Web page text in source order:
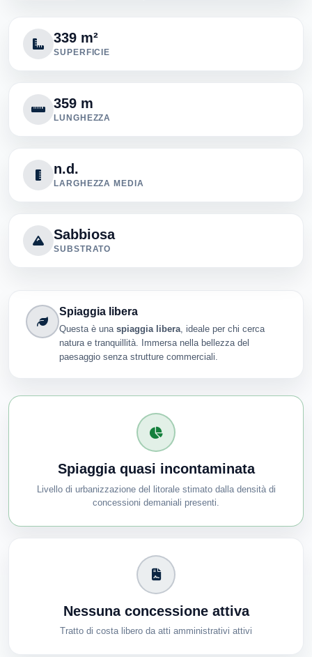
339 m²
SUPERFICIE
359 m
LUNGHEZZA
n.d.
LARGHEZZA MEDIA
Sabbiosa
SUBSTRATO
Spiaggia libera
Questa è una spiaggia libera, ideale per chi cerca
natura e tranquillità. Immersa nella bellezza del
paesaggio senza strutture commerciali.
Spiaggia quasi incontaminata
Livello di urbanizzazione del litorale stimato dalla densità di
concessioni demaniali presenti.
Nessuna concessione attiva
Tratto di costa libero da atti amministrativi attivi